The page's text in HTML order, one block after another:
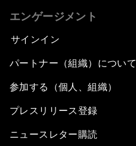
エンゲージメント
サインイン
パートナー（組織）について
参加する（個人、組織）
プレスリリース登録
ニュースレター購読